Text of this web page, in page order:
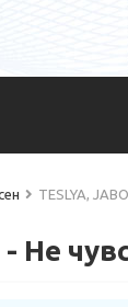
TESLYA,
- Не